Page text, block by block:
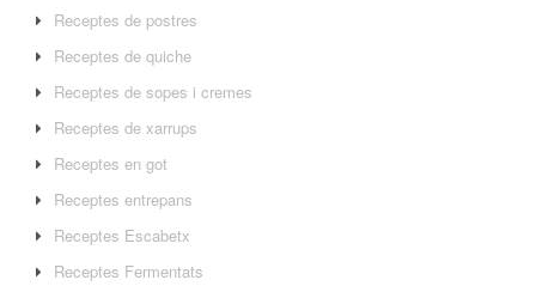
Receptes de postres
Receptes de quiche
Receptes de sopes i cremes
Receptes de xarrups
Receptes en got
Receptes entrepans
Receptes Escabetx
Receptes Fermentats